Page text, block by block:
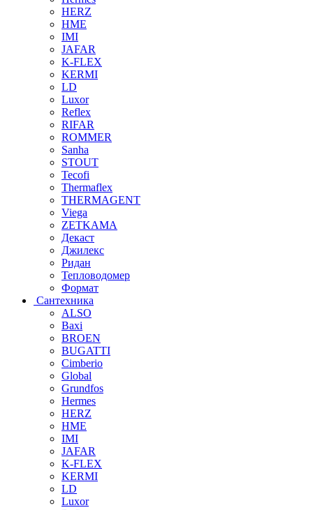
HERZ
HME
IMI
JAFAR
K-FLEX
KERMI
LD
Luxor
Reflex
RIFAR
ROMMER
Sanha
STOUT
Tecofi
Thermaflex
THERMAGENT
Viega
ZETKAMA
Декаст
Джилекс
Ридан
Тепловодомер
Формат
Сантехника
ALSO
Baxi
BROEN
BUGATTI
Cimberio
Global
Grundfos
Hermes
HERZ
HME
IMI
JAFAR
K-FLEX
KERMI
LD
Luxor